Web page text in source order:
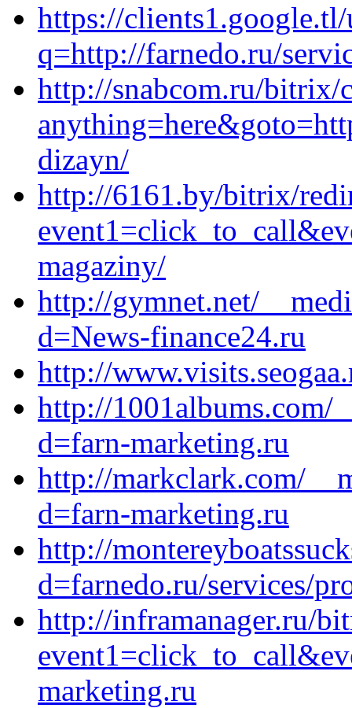
https://
q=http://farnedo.ru/
http://snabcom.ru/bitrix/
dizayn/
http://6161.by/bitrix/
magaziny/
http://gymnet.net/
d=News-finance24.ru
http://
http://1001albums.com/
d=farn-marketing.ru
http://markclark.com/
d=farn-marketing.ru
http://
d=farnedo.ru/services/
http://inframanager.ru/
marketing.ru